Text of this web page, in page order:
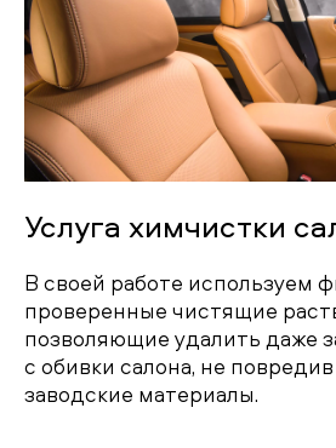
Услуга химчистки
В своей работе используем
проверенные чистящие
позволяющие удалить даже
с обивки салона, не
заводские материалы.